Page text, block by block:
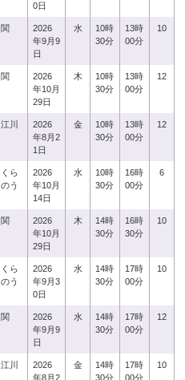
0日
関
2026
年9月9
日
水
10時
30分
13時
00分
10
関
2026
年10月
29日
木
10時
30分
13時
00分
12
江川
2026
年8月2
1日
金
10時
30分
13時
00分
12
くら
のう
2026
年10月
14日
水
10時
30分
16時
00分
6
関
2026
年10月
29日
木
14時
30分
16時
30分
10
くら
のう
2026
年9月3
0日
水
14時
30分
17時
00分
10
関
2026
年9月9
日
水
14時
30分
17時
00分
12
江川
2026
年8月2
金
14時
30分
17時
00分
10